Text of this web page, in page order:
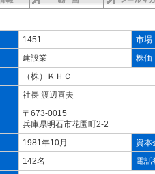
1451 市場
建設業 株価
（株）ＫＨＣ
社長 渡辺喜夫
〒673-0015
兵庫県明石市花園町2-2
1981年10月 資本
142名 電話